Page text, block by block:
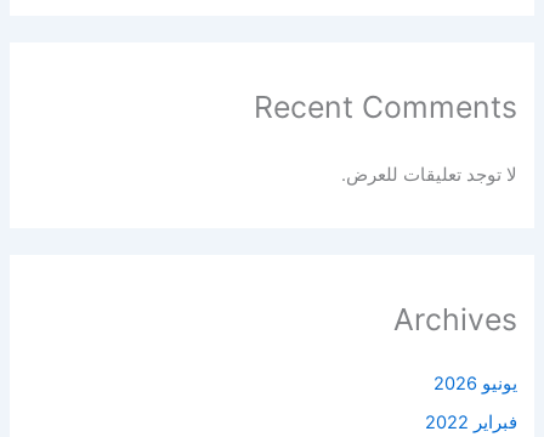
Recent Comments
لا توجد تعليقات للعرض.
Archives
يونيو 2026
فبراير 2022